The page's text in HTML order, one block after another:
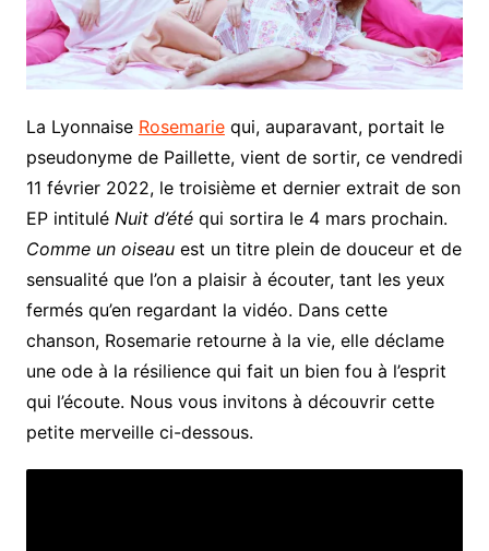
La Lyonnaise Rosemariequi, auparavant, portait le
pseudonyme de Paillette, vient de sortir, ce vendredi
11 février 2022, le troisième et dernier extrait de son
EP intitulé Nuit d’étéqui sortira le 4 mars prochain.
Comme un oiseauest un titre plein de douceur et de
sensualité que l’on a plaisir à écouter, tant les yeux
fermés qu’en regardant la vidéo. Dans cette
chanson, Rosemarie retourne à la vie, elle déclame
une ode à la résilience qui fait un bien fou à l’esprit
qui l’écoute. Nous vous invitons à découvrir cette
petite merveille ci-dessous.